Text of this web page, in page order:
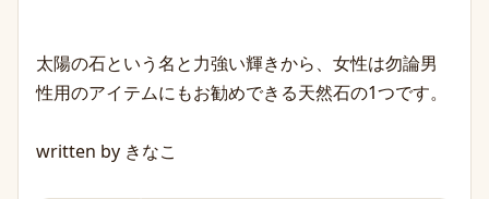
太陽の石という名と力強い輝きから、女性は勿論男
性用のアイテムにもお勧めできる天然石の1つです。
written by きなこ